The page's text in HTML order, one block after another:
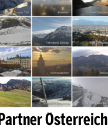
Österreich